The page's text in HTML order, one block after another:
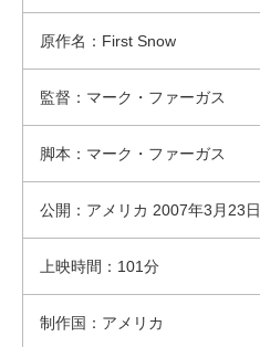
原作名：First Snow
監督：マーク・ファーガス
脚本：マーク・ファーガス
公開：アメリカ 2007年3月23日
上映時間：101分
制作国：アメリカ